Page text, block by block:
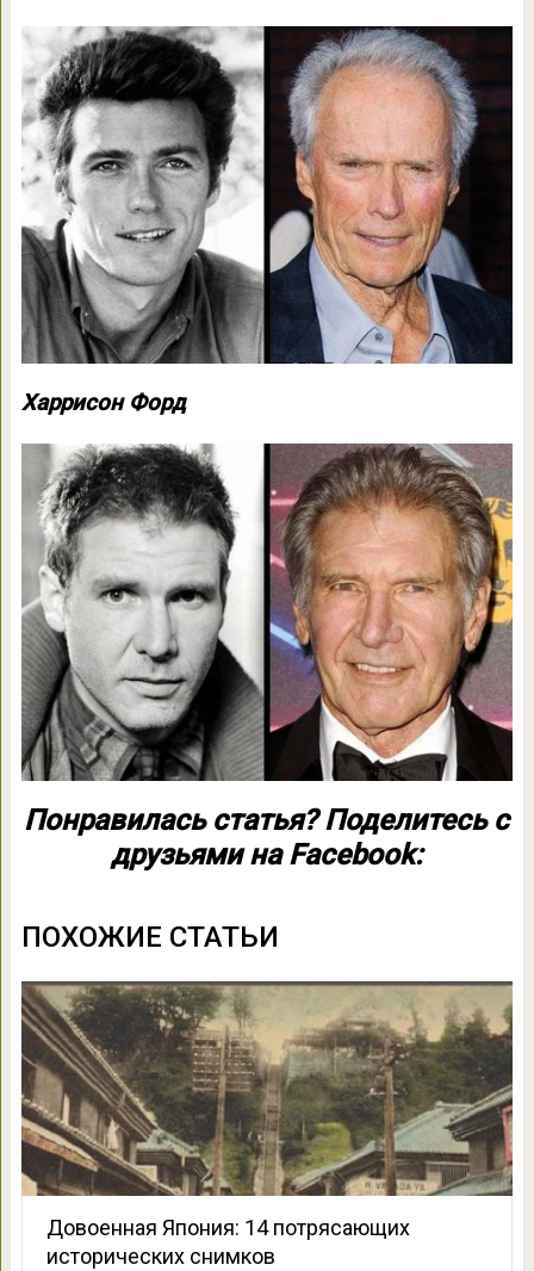
Харрисон Форд
Понравилась статья? Поделитесь с
друзьями на Facebook:
ПОХОЖИЕ СТАТЬИ
Довоенная Япония: 14 потрясающих
исторических снимков